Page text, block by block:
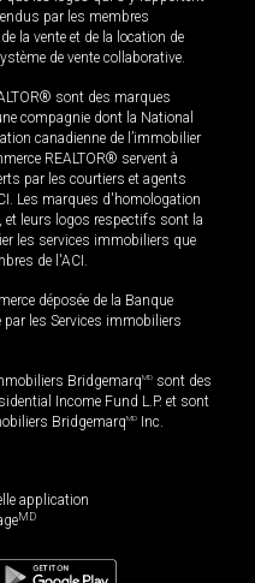
par les membres
la vente et de la location de
de vente collaborative.
sont des marques
compagnie dont la National
canadienne de l’immobilier
REALTOR® servent à
par les courtiers et agents
Les marques d'homologation
leurs logos respectifs sont la
les services immobiliers que
de l'ACI.
déposée de la Banque
par les Services immobiliers
BridgemarqMD sont des
Income Fund L.P. et sont
BridgemarqMD Inc.
application
MD